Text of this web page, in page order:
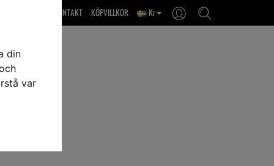
din
var
Kr
KÖPVILLKOR
OM OSS & KONTAKT